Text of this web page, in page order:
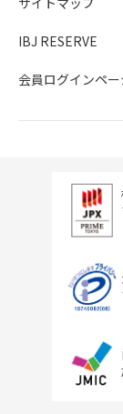
IBJ RESERVE
会員ログインペー